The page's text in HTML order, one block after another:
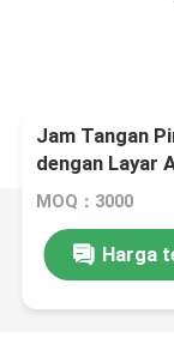
Jam Tangan
dengan Layar
5ATM
MOQ：3000
Harga